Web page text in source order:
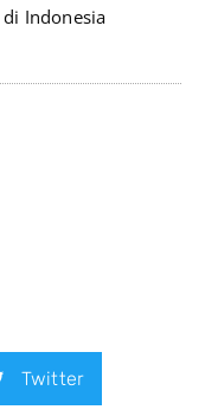
Indonesia
Twitter